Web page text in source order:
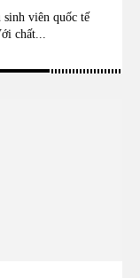
viên quốc tế
chất...